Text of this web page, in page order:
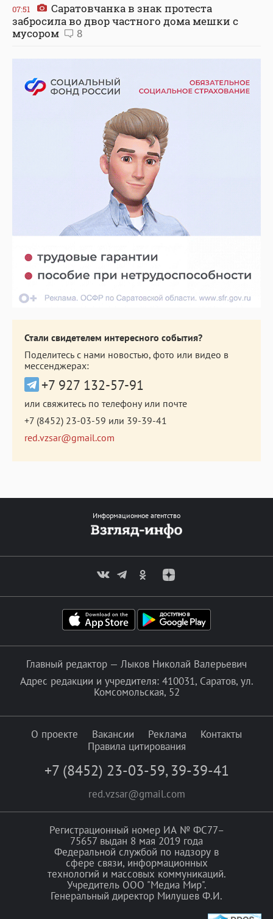
07:51
Саратовчанка в знак протеста
забросила во двор частного дома мешки с
мусором
8
Стали свидетелем интересного события?
Поделитесь с нами новостью, фото или видео в
мессенджерах:
+7 927 132-57-91
или свяжитесь по телефону или почте
+7 (8452) 23-03-59 или 39-39-41
red.vzsar@gmail.com
Информационное агентство
Главный редактор — Лыков Николай Валерьевич
Адрес редакции и учредителя: 410031, Саратов, ул.
Комсомольская, 52
О проекте Вакансии Реклама
Контакты
Правила цитирования
+7 (8452) 23-03-59, 39-39-41
red.vzsar@gmail.com
Регистрационный номер ИА № ФС77–
75657 выдан 8 мая 2019 года
Федеральной службой по надзору в
сфере связи, информационных
технологий и массовых коммуникаций.
Учредитель ООО "Медиа Мир".
Генеральный директор Милушев Ф.И.